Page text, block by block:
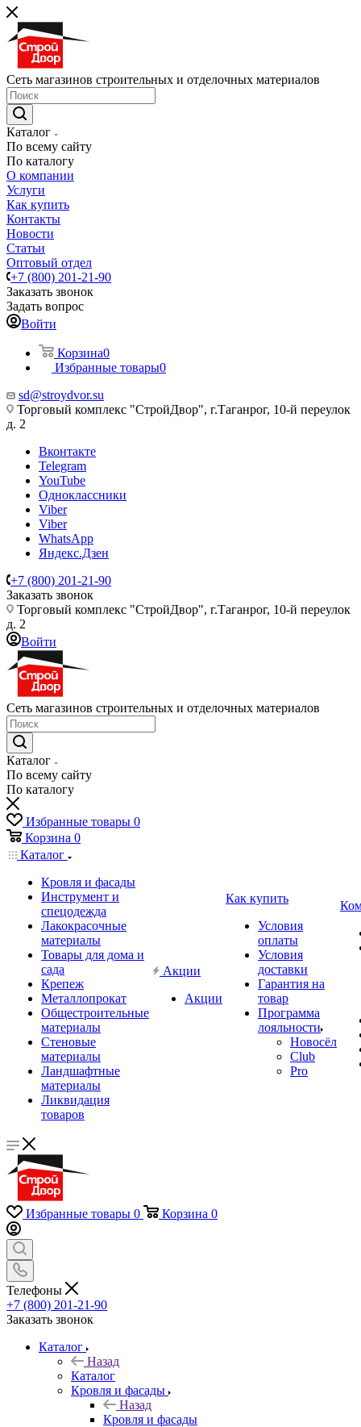
Сеть магазинов строительных и отделочных материалов
Каталог
По всему сайту
По каталогу
О компании
Услуги
Как купить
Контакты
Новости
Статьи
Оптовый отдел
+7 (800) 201-21-90
Заказать звонок
Задать вопрос
Войти
Корзина0
Избранные товары0
sd@stroydvor.su
Торговый комплекс "СтройДвор", г.Таганрог, 10-й переулок
д. 2
Вконтакте
Telegram
YouTube
Одноклассники
Viber
Viber
WhatsApp
Яндекс.Дзен
+7 (800) 201-21-90
Заказать звонок
Торговый комплекс "СтройДвор", г.Таганрог, 10-й переулок
д. 2
Войти
Сеть магазинов строительных и отделочных материалов
Каталог
По всему сайту
По каталогу
Избранные товары 0
Корзина 0
Каталог
Кровля и фасады
Инструмент и
спецодежда
Лакокрасочные
материалы
Товары для дома и
сада
Крепеж
Металлопрокат
Общестроительные
материалы
Стеновые
материалы
Ландшафтные
материалы
Ликвидация
товаров
Акции
Акции
Как купить
Условия
оплаты
Условия
доставки
Гарантия на
товар
Программа
лояльности
Новосёл
Club
Pro
Избранные товары 0 Корзина 0
Телефоны
+7 (800) 201-21-90
Заказать звонок
Каталог
Назад
Каталог
Кровля и фасады
Назад
Кровля и фасады